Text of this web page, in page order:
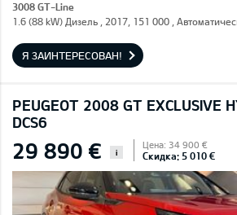
3008 GT-Line
1.6 (88 kW) Дизель , 2017, 151 000 ,
Я ЗАИНТЕРЕСОВАН!
PEUGEOT 2008 GT EXCLUSIVE
DCS6
29 890 € i
Цена: 34 900 €
Скидка: 5 010 €